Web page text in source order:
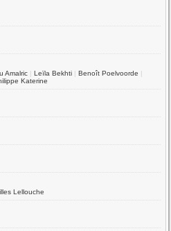
Amalric |Leïla Bekhti |Benoît Poelvoorde |
Katerine
Lellouche